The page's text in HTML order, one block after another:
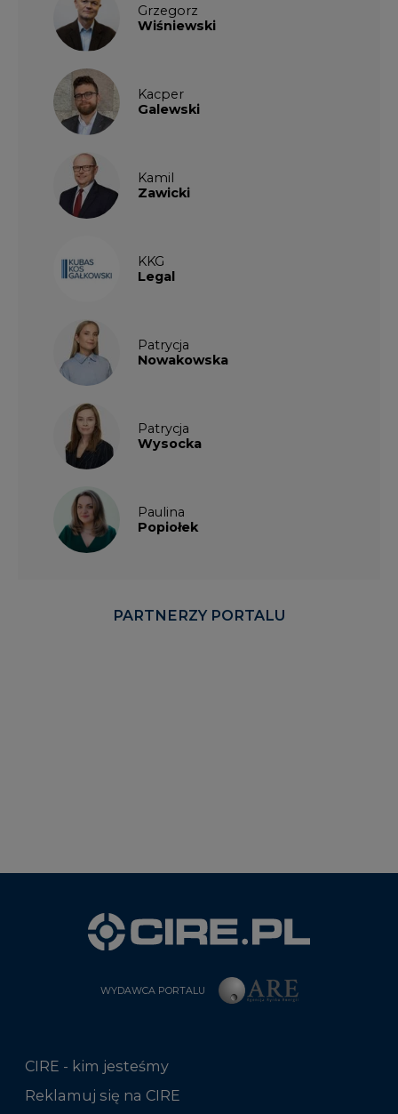
Grzegorz
Wiśniewski
Kacper
Galewski
Kamil
Zawicki
KKG
Legal
Patrycja
Nowakowska
Patrycja
Wysocka
Paulina
Popiołek
PARTNERZY PORTALU
WYDAWCA PORTALU
CIRE - kim jesteśmy
Reklamuj się na CIRE